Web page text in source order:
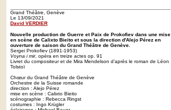
Grand Théâtre, Genève
Le 13/09/2021
David VERDIER
Nouvelle production de Guerre et Paix de Prokofiev dans une mise
en scène de Calixto Bieito et sous la direction d'Alejo Pérez en
ouverture de saison du Grand Théâtre de Genève.
Sergei Prokofiev (1891-1953)
Voyna i mir, opéra en treize actes op. 91
Livret du compositeur et de Mira Mendelson d’après le roman de Léon
Tolstoï
Chœur du Grand Théâtre de Genève
Orchestre de la Suisse romande
direction : Alejo Pérez
mise en scène : Calixto Bieito
scénographie : Rebecca Ringst
costumes : Ingo Krügler